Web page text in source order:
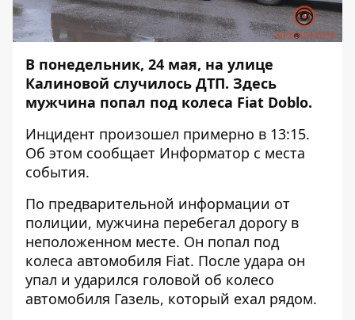
В понедельник, 24 мая, на улице
Калиновой случилось ДТП. Здесь
мужчина попал под колеса Fiat Doblo.
Инцидент произошел примерно в 13:15.
Об этом сообщает Информатор с места
события.
По предварительной информации от
полиции, мужчина перебегал дорогу в
неположенном месте. Он попал под
колеса автомобиля Fiat. После удара он
упал и ударился головой об колесо
автомобиля Газель, который ехал рядом.